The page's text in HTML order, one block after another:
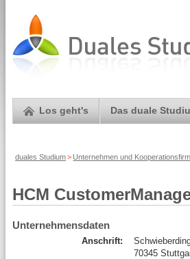
Los geht's Das duale
duales Studium> Unternehmen und
HCM
Unternehmensdaten
Anschrift:
70345